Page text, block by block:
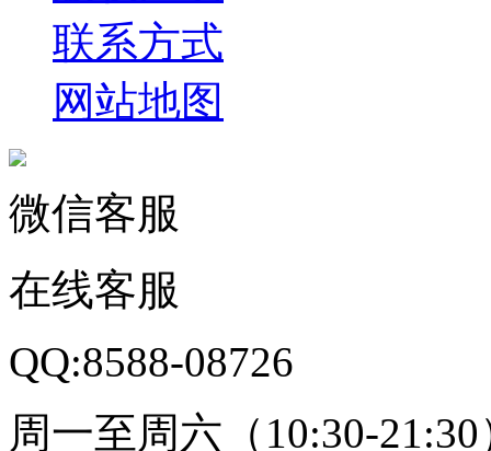
联系方式
网站地图
微信客服
在线客服
QQ:8588-08726
周一至周六（10:30-21:30